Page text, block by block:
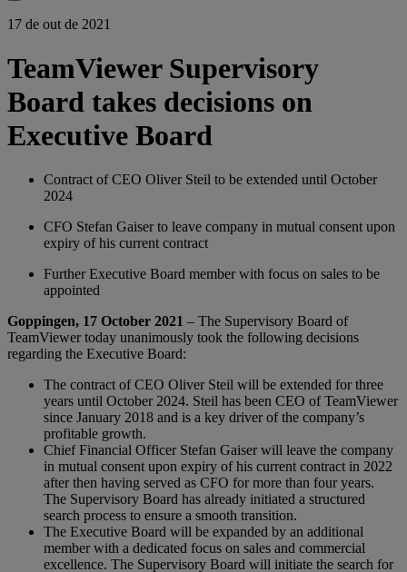
17 de out de 2021
TeamViewer Supervisory
Board takes decisions on
Executive Board
Contract of CEO Oliver Steil to be extended until October
2024
CFO Stefan Gaiser to leave company in mutual consent upon
expiry of his current contract
Further Executive Board member with focus on sales to be
appointed
Goppingen, 17 October 2021 – The Supervisory Board of
TeamViewer today unanimously took the following decisions
regarding the Executive Board:
The contract of CEO Oliver Steil will be extended for three
years until October 2024. Steil has been CEO of TeamViewer
since January 2018 and is a key driver of the company’s
profitable growth.
Chief Financial Officer Stefan Gaiser will leave the company
in mutual consent upon expiry of his current contract in 2022
after then having served as CFO for more than four years.
The Supervisory Board has already initiated a structured
search process to ensure a smooth transition.
The Executive Board will be expanded by an additional
member with a dedicated focus on sales and commercial
excellence. The Supervisory Board will initiate the search for